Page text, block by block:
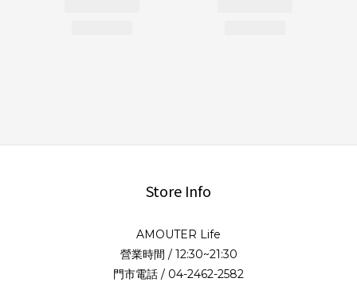
Store Info
AMOUTER Life
營業時間 / 12:30~21:30
門市電話 / 04-2462-2582